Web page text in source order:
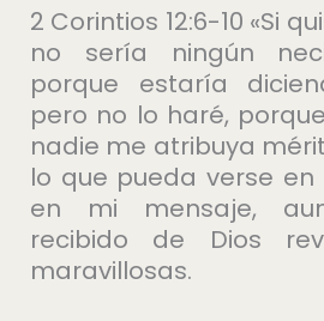
2 Corintios 12:6-10 «Si
no sería ningún
porque estaría
pero no lo haré,
nadie me atribuya
lo que pueda verse
en mi mensaje,
recibido de Dios
maravillosas.